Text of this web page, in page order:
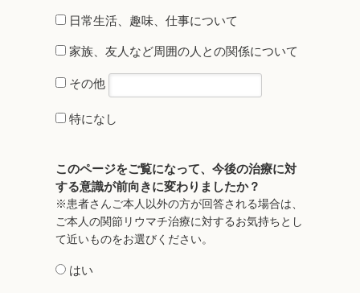
日常生活、趣味、仕事について
家族、友人など周囲の人との関係について
その他
特になし
このページをご覧になって、今後の治療に対
する意識が前向きに変わりましたか？
※患者さんご本人以外の方が回答される場合は、
ご本人の関節リウマチ治療に対するお気持ちとし
て近いものをお選びください。
はい